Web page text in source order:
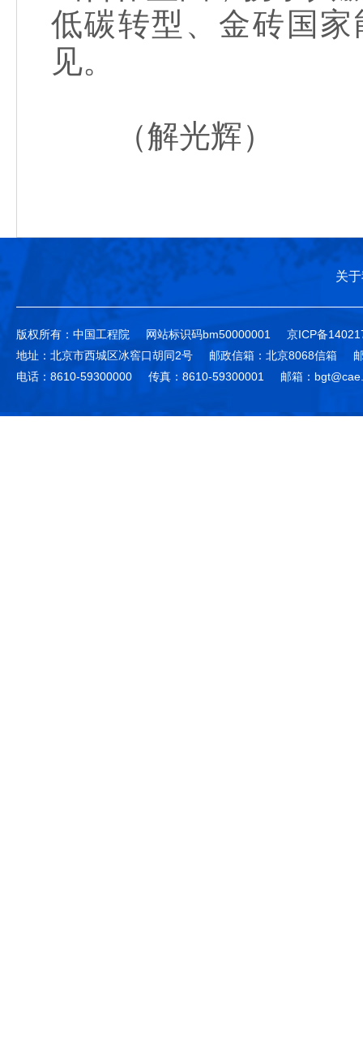
低碳转型、金砖国
见。
（解光辉）
关
版权所有：中国工程院 网站标识码bm50000001
京ICP备
地址：北京市西城区冰窖口胡同2号
邮政信箱：北京8068信箱
电话：8610-59300000
传真：8610-59300001 邮箱：